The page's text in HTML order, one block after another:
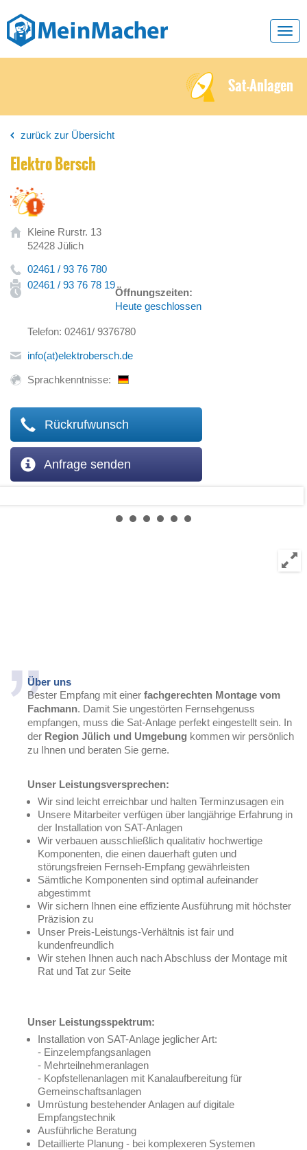
Sat-Anlagen
zurück zur Übersicht
Elektro Bersch
Kleine Rurstr. 13
52428 Jülich
02461 / 93 76 780
02461 / 93 76 78 19
Öffnungszeiten:
Heute geschlossen
Telefon: 02461/ 9376780
info(at)elektrobersch.de
Sprachkenntnisse:
Rückrufwunsch
Anfrage senden
Über uns
Bester Empfang mit einer fachgerechten Montage vom
Fachmann. Damit Sie ungestörten Fernsehgenuss
empfangen, muss die Sat-Anlage perfekt eingestellt sein. In
der Region Jülich und Umgebung kommen wir persönlich
zu Ihnen und beraten Sie gerne.
Unser Leistungsversprechen:
Wir sind leicht erreichbar und halten Terminzusagen ein
Unsere Mitarbeiter verfügen über langjährige Erfahrung in
der Installation von SAT-Anlagen
Wir verbauen ausschließlich qualitativ hochwertige
Komponenten, die einen dauerhaft guten und
störungsfreien Fernseh-Empfang gewährleisten
Sämtliche Komponenten sind optimal aufeinander
abgestimmt
Wir sichern Ihnen eine effiziente Ausführung mit höchster
Präzision zu
Unser Preis-Leistungs-Verhältnis ist fair und
kundenfreundlich
Wir stehen Ihnen auch nach Abschluss der Montage mit
Rat und Tat zur Seite
Unser Leistungsspektrum:
Installation von SAT-Anlage jeglicher Art:
- Einzelempfangsanlagen
- Mehrteilnehmeranlagen
- Kopfstellenanlagen mit Kanalaufbereitung für
Gemeinschaftsanlagen
Umrüstung bestehender Anlagen auf digitale
Empfangstechnik
Ausführliche Beratung
Detaillierte Planung - bei komplexeren Systemen